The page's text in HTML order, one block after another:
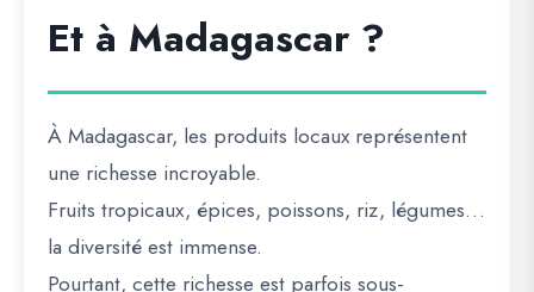
Et à Madagascar ?
À Madagascar, les produits locaux représentent
une richesse incroyable.
Fruits tropicaux, épices, poissons, riz, légumes…
la diversité est immense.
Pourtant, cette richesse est parfois sous-